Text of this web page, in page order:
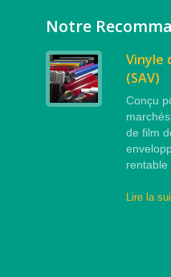
Notre
Vinyle
(SAV)
Conçu
de film
rentable
Lire la